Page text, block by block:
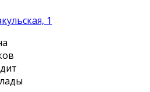
1